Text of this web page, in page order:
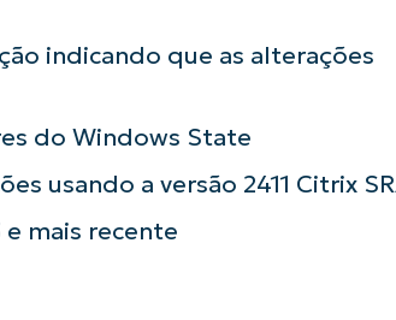
indicando que as alterações
do Windows State
usando a versão 2411 Citrix
e mais recente